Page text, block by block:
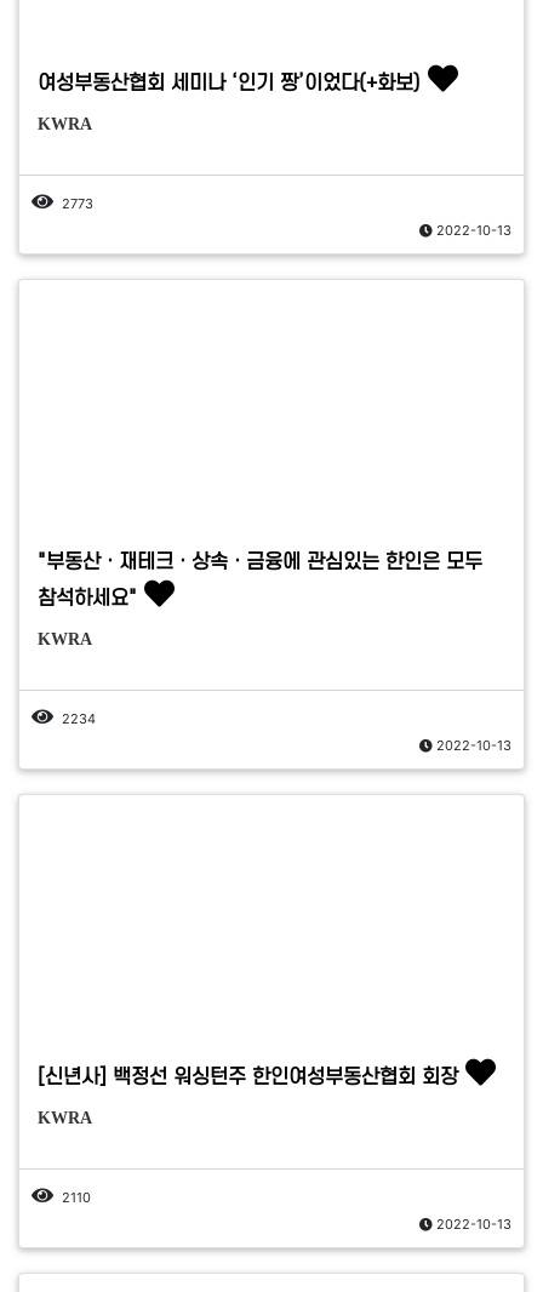
여성부동산협회 세미나 ‘인기 짱’이었다(+화보)
KWRA
2773
2022-10-13
"부동산ㆍ재테크ㆍ상속ㆍ금융에 관심있는 한인은 모두
참석하세요"
KWRA
2234
2022-10-13
[신년사] 백정선 워싱턴주 한인여성부동산협회 회장
KWRA
2110
2022-10-13